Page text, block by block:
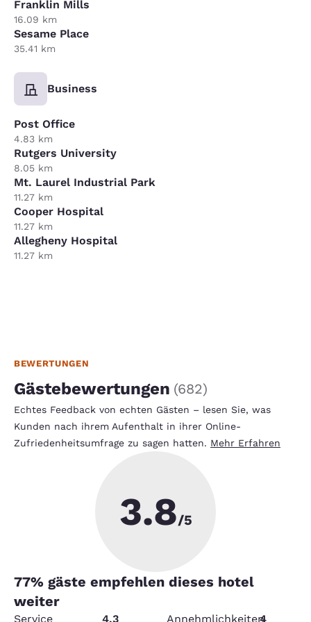
Franklin Mills
16.09 km
Sesame Place
35.41 km
Business
Post Office
4.83 km
Rutgers University
8.05 km
Mt. Laurel Industrial Park
11.27 km
Cooper Hospital
11.27 km
Allegheny Hospital
11.27 km
BEWERTUNGEN
Gästebewertungen (682)
Echtes Feedback von echten Gästen – lesen Sie, was
Kunden nach ihrem Aufenthalt in ihrer Online-
Zufriedenheitsumfrage zu sagen hatten. Mehr Erfahren
3.8/5
77% gäste empfehlen dieses hotel
weiter
Service 4.3 Annehmlichkeiten4